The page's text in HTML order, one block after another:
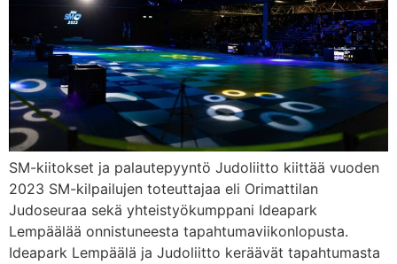
SM-kiitokset ja palautepyyntö Judoliitto kiittää vuoden
2023 SM-kilpailujen toteuttajaa eli Orimattilan
Judoseuraa sekä yhteistyökumppani Ideapark
Lempäälää onnistuneesta tapahtumaviikonlopusta.
Ideapark Lempäälä ja Judoliitto keräävät tapahtumasta